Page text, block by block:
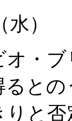
）
オ・
ると
りと